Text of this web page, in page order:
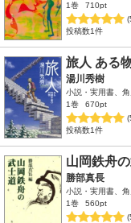
1巻
710pt
投稿数1件
旅人 ある
湯川秀樹
小説・実用書、
1巻
670pt
投稿数1件
山岡鉄舟
勝部真長
小説・実用書、
1巻
560pt